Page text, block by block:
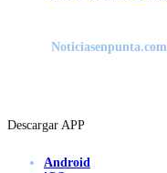
Noticiasenpunta.com
Descargar APP
Android